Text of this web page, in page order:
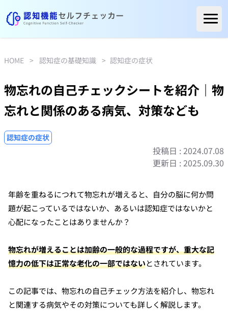
ホーム
ご利用者様の声
コラム
医療関係の方へ
自治体の方へ
HOME > 認知症の基礎知識 > 認知症の症状
物忘れの自己チェックシートを紹介｜物
忘れと関係のある病気、対策なども
認知症の症状
投稿日 : 2024.07.08
更新日 : 2025.09.30
年齢を重ねるにつれて物忘れが増えると、自分の脳に何か問
題が起こっているではないか、あるいは認知症ではないかと
心配になったことはありませんか？
物忘れが増えることは加齢の一般的な過程ですが、重大な記
憶力の低下は正常な老化の一部ではないとされています。
この記事では、物忘れの自己チェック方法を紹介し、物忘れ
と関連する病気やその対策についても詳しく解説します。